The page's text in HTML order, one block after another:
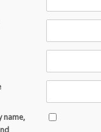
name,